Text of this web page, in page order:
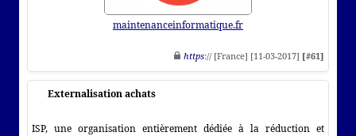
maintenanceinformatique.fr
https:// [France] [11-03-2017] [#61]
Externalisation achats
ISP, une organisation entièrement dédiée à la réduction et